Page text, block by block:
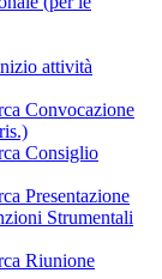
attività
Convocazione
Consiglio
Presentazione
Strumentali
Riunione